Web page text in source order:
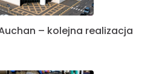
– kolejna realizacja